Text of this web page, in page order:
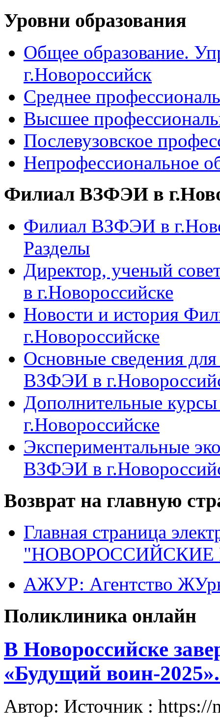
Уровни образования
Общее образование.
г.Новороссийск
Среднее
Высшее
Послевузовское
Непрофессиональное
Филиал ВЗФЭИ в
Филиал ВЗФЭИ в
Разделы
Директор, ученый
в г.Новороссийске
Новости и история
г.Новороссийске
Основные сведения
ВЗФЭИ в
Дополнительные
г.Новороссийске
Экспериментальные
ВЗФЭИ в
Возврат на главную
Главная страница
"НОВОРОССИЙСКИЕ
АЖУР: Агентство
Поликлиника онлайн
В Новороссийске
«Будущий воин-
Автор: Источник : https://